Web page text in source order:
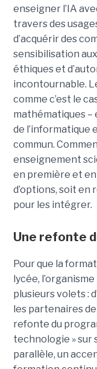
enseigner l’IA
travers des
d’acquérir des
sensibilisation
éthiques et
incontournable.
comme c’est le
mathématiques –
de l’informatique
commun.
enseignement
en première et
d’options, soit
pour les intégrer.
Une refonte
Pour que la
lycée,
plusieurs volets :
les partenaires de
refonte du
technologie » sur
parallèle, un